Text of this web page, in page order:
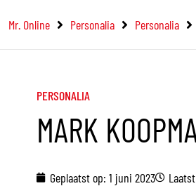
Mr. Online Personalia Personalia
PERSONALIA
MARK
Geplaatst op: 1 juni 2023